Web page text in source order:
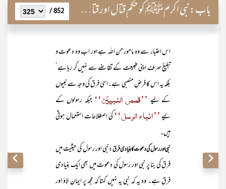
باب:نبی اکرمﷺ کو حکم ِقتال اور قتال کی تین صورتیں 852 /
اس اعتبار سے وہ مامور من اللہ ہے اور اب وہ دعوت و
تبلیغ صرف اپنی طبیعت کے تقاضے سے نہیں کر رہا ہے‘
بلکہ یہ اس کا فرضِ منصبی ہے۔اسی فرق کی وجہ سے نبیوں
کے لیے ’’قصص النبییّن‘‘جبکہ رسولوں کے
لیے’’انباء الرسل‘‘کی اصطلاحات استعمال ہوتی
ہیں۔
نبی او ررسول کی دعوت کا بنیادی فرق :نبی اور رسول کی حیثیت میں
فرق کی بنا پر نبی اور رسول کی دعوت میں بھی ایک بنیادی
فرق ہے۔ وہ یہ کہ نبی یہ نہیں کہتا کہ مجھ پر ایمان لاؤ اور